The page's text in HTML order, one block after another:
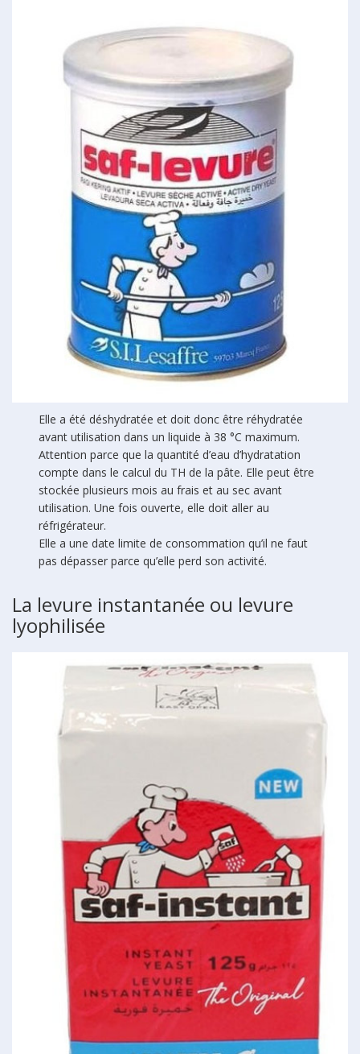
Elle a été déshydratée et doit donc être réhydratée
avant utilisation dans un liquide à 38 °C maximum.
Attention parce que la quantité d’eau d’hydratation
compte dans le calcul du TH de la pâte. Elle peut être
stockée plusieurs mois au frais et au sec avant
utilisation. Une fois ouverte, elle doit aller au
réfrigérateur.
Elle a une date limite de consommation qu’il ne faut
pas dépasser parce qu’elle perd son activité.
La levure instantanée ou levure
lyophilisée